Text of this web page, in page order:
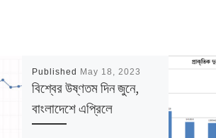
Published May 18, 2023
বিশ্বের উষ্ণতম দিন জুনে,
বাংলাদেশে এপ্রিলে